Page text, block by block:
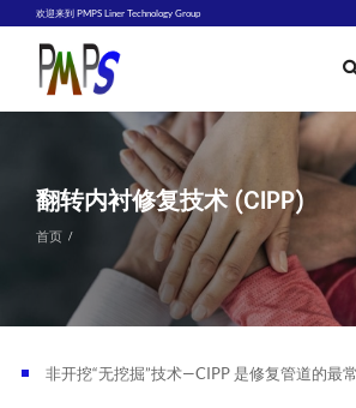
欢迎来到 PMPS Liner Technology Group
翻转内衬修复技术 (CIPP)
首页
非开挖“无挖掘”技术—CIPP 是修复管道的最